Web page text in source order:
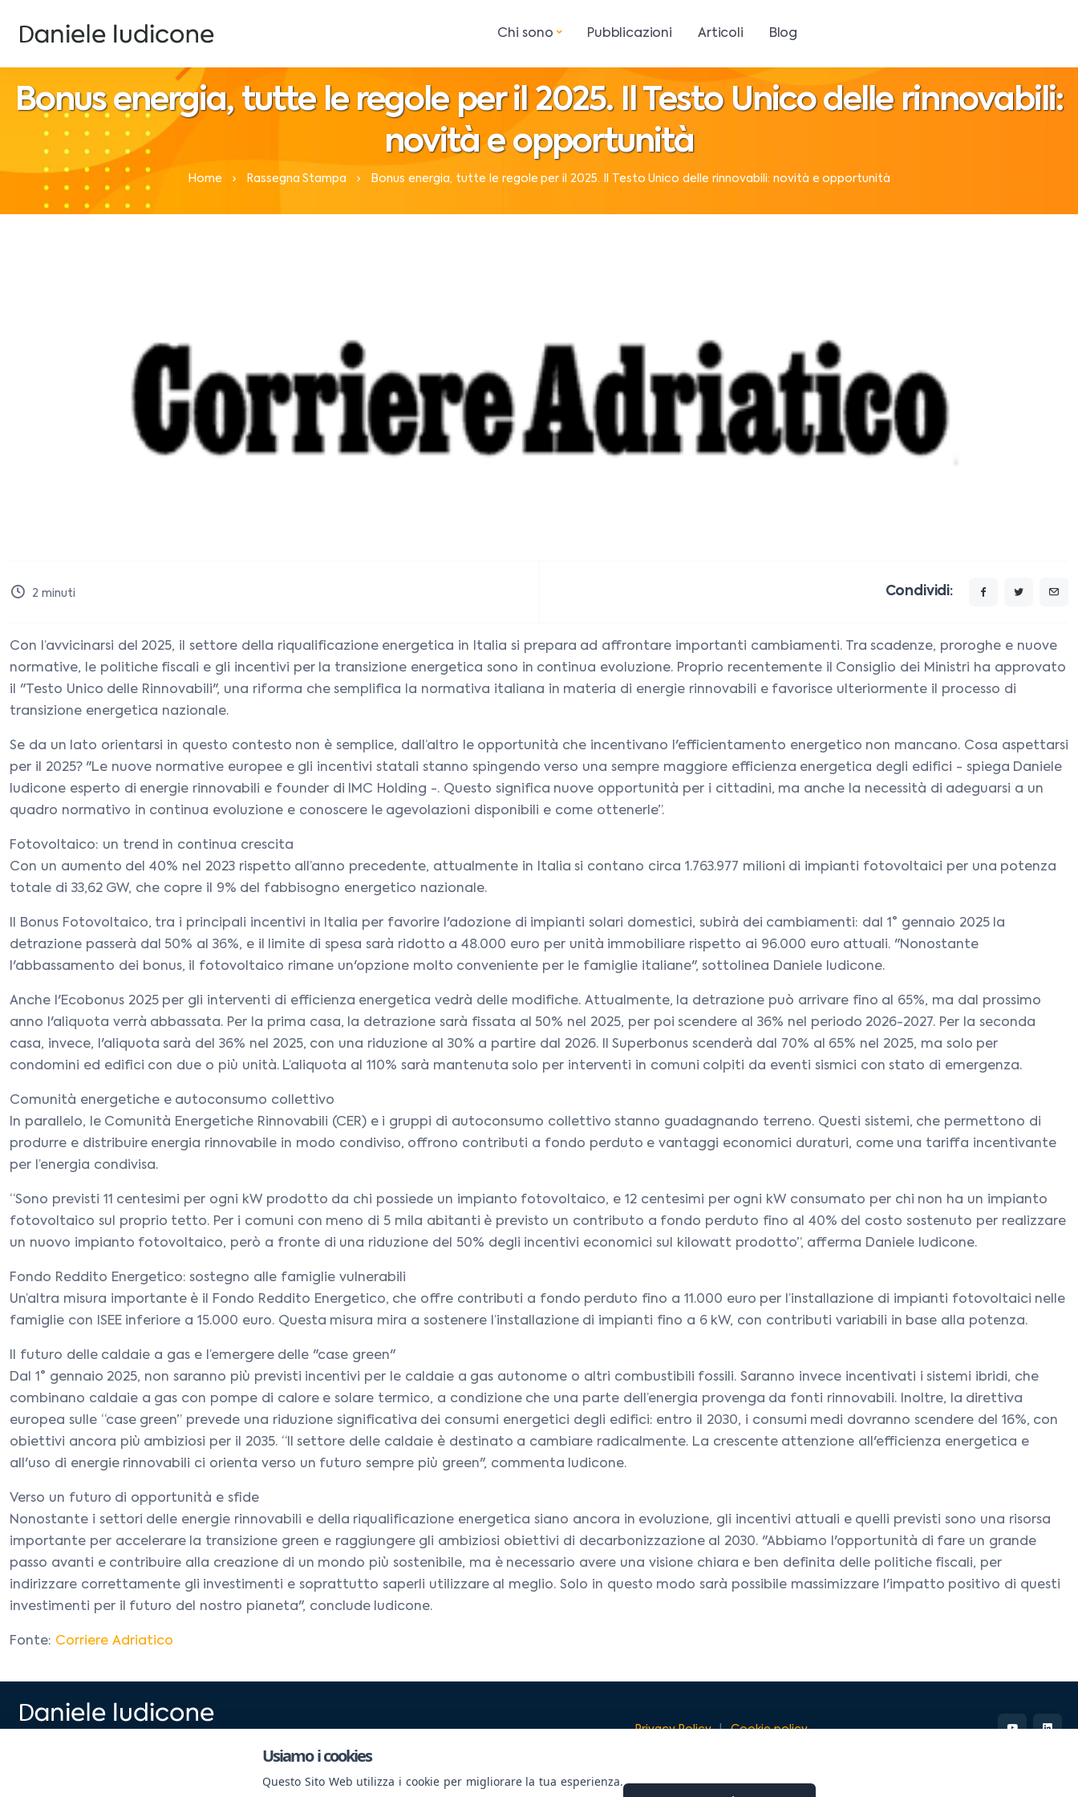
Chi sono Pubblicazioni Articoli Blog
Bonus energia, tutte le regole per il 2025. Il Testo Unico delle rinnovabili:
novità e opportunità
Home Rassegna Stampa Bonus energia, tutte le regole per il 2025. Il Testo Unico delle rinnovabili: novità e opportunità
2 minuti Condividi:
Con l’avvicinarsi del 2025, il settore della riqualificazione energetica in Italia si prepara ad affrontare importanti cambiamenti. Tra scadenze, proroghe e nuove
normative, le politiche fiscali e gli incentivi per la transizione energetica sono in continua evoluzione. Proprio recentemente il Consiglio dei Ministri ha approvato
il "Testo Unico delle Rinnovabili", una riforma che semplifica la normativa italiana in materia di energie rinnovabili e favorisce ulteriormente il processo di
transizione energetica nazionale.
Se da un lato orientarsi in questo contesto non è semplice, dall’altro le opportunità che incentivano l'efficientamento energetico non mancano. Cosa aspettarsi
per il 2025? "Le nuove normative europee e gli incentivi statali stanno spingendo verso una sempre maggiore efficienza energetica degli edifici - spiega Daniele
Iudicone esperto di energie rinnovabili e founder di IMC Holding -. Questo significa nuove opportunità per i cittadini, ma anche la necessità di adeguarsi a un
quadro normativo in continua evoluzione e conoscere le agevolazioni disponibili e come ottenerle”.
Fotovoltaico: un trend in continua crescita
Con un aumento del 40% nel 2023 rispetto all’anno precedente, attualmente in Italia si contano circa 1.763.977 milioni di impianti fotovoltaici per una potenza
totale di 33,62 GW, che copre il 9% del fabbisogno energetico nazionale.
Il Bonus Fotovoltaico, tra i principali incentivi in Italia per favorire l'adozione di impianti solari domestici, subirà dei cambiamenti: dal 1° gennaio 2025 la
detrazione passerà dal 50% al 36%, e il limite di spesa sarà ridotto a 48.000 euro per unità immobiliare rispetto ai 96.000 euro attuali. "Nonostante
l'abbassamento dei bonus, il fotovoltaico rimane un'opzione molto conveniente per le famiglie italiane", sottolinea Daniele Iudicone.
Anche l'Ecobonus 2025 per gli interventi di efficienza energetica vedrà delle modifiche. Attualmente, la detrazione può arrivare fino al 65%, ma dal prossimo
anno l'aliquota verrà abbassata. Per la prima casa, la detrazione sarà fissata al 50% nel 2025, per poi scendere al 36% nel periodo 2026-2027. Per la seconda
casa, invece, l'aliquota sarà del 36% nel 2025, con una riduzione al 30% a partire dal 2026. Il Superbonus scenderà dal 70% al 65% nel 2025, ma solo per
condomini ed edifici con due o più unità. L’aliquota al 110% sarà mantenuta solo per interventi in comuni colpiti da eventi sismici con stato di emergenza.
Comunità energetiche e autoconsumo collettivo
In parallelo, le Comunità Energetiche Rinnovabili (CER) e i gruppi di autoconsumo collettivo stanno guadagnando terreno. Questi sistemi, che permettono di
produrre e distribuire energia rinnovabile in modo condiviso, offrono contributi a fondo perduto e vantaggi economici duraturi, come una tariffa incentivante
per l’energia condivisa.
“Sono previsti 11 centesimi per ogni kW prodotto da chi possiede un impianto fotovoltaico, e 12 centesimi per ogni kW consumato per chi non ha un impianto
fotovoltaico sul proprio tetto. Per i comuni con meno di 5 mila abitanti è previsto un contributo a fondo perduto fino al 40% del costo sostenuto per realizzare
un nuovo impianto fotovoltaico, però a fronte di una riduzione del 50% degli incentivi economici sul kilowatt prodotto”, afferma Daniele Iudicone.
Fondo Reddito Energetico: sostegno alle famiglie vulnerabili
Un’altra misura importante è il Fondo Reddito Energetico, che offre contributi a fondo perduto fino a 11.000 euro per l’installazione di impianti fotovoltaici nelle
famiglie con ISEE inferiore a 15.000 euro. Questa misura mira a sostenere l’installazione di impianti fino a 6 kW, con contributi variabili in base alla potenza.
Il futuro delle caldaie a gas e l’emergere delle "case green"
Dal 1° gennaio 2025, non saranno più previsti incentivi per le caldaie a gas autonome o altri combustibili fossili. Saranno invece incentivati i sistemi ibridi, che
combinano caldaie a gas con pompe di calore e solare termico, a condizione che una parte dell’energia provenga da fonti rinnovabili. Inoltre, la direttiva
europea sulle “case green” prevede una riduzione significativa dei consumi energetici degli edifici: entro il 2030, i consumi medi dovranno scendere del 16%, con
obiettivi ancora più ambiziosi per il 2035. “Il settore delle caldaie è destinato a cambiare radicalmente. La crescente attenzione all'efficienza energetica e
all'uso di energie rinnovabili ci orienta verso un futuro sempre più green", commenta Iudicone.
Verso un futuro di opportunità e sfide
Nonostante i settori delle energie rinnovabili e della riqualificazione energetica siano ancora in evoluzione, gli incentivi attuali e quelli previsti sono una risorsa
importante per accelerare la transizione green e raggiungere gli ambiziosi obiettivi di decarbonizzazione al 2030. "Abbiamo l'opportunità di fare un grande
passo avanti e contribuire alla creazione di un mondo più sostenibile, ma è necessario avere una visione chiara e ben definita delle politiche fiscali, per
indirizzare correttamente gli investimenti e soprattutto saperli utilizzare al meglio. Solo in questo modo sarà possibile massimizzare l'impatto positivo di questi
investimenti per il futuro del nostro pianeta", conclude Iudicone.
Fonte: Corriere Adriatico
Privacy Policy Cookie policy
Usiamo i cookies
Questo Sito Web utilizza i cookie per migliorare la tua esperienza.